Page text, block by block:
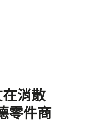
消散
零件商